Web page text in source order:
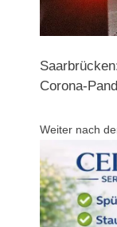
Corona-
Weiter nach